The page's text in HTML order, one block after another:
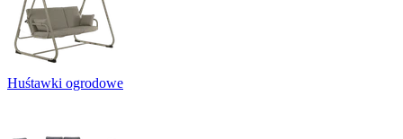
Huśtawki ogrodowe